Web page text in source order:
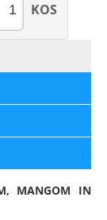
KOS
MANGOM IN